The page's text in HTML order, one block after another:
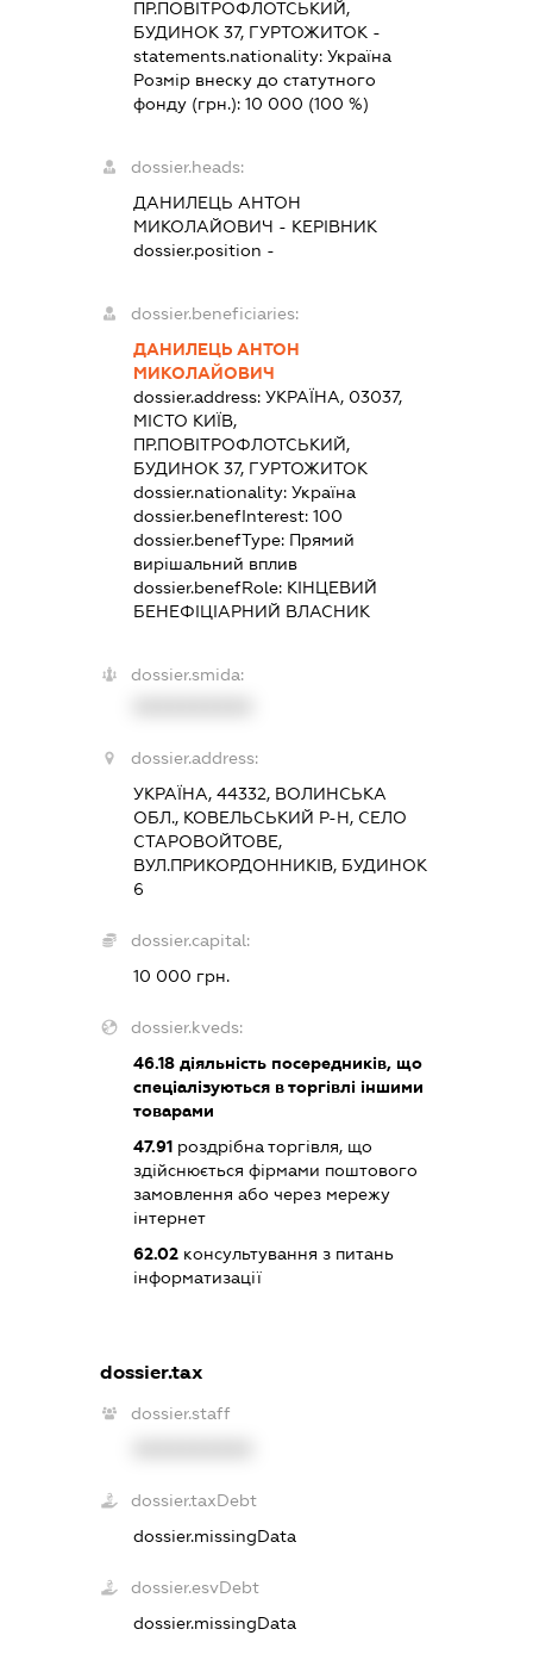
ПР.ПОВІТРОФЛОТСЬКИЙ,
БУДИНОК 37, ГУРТОЖИТОК -
statements.nationality: Україна
Розмір внеску до статутного
фонду (грн.): 10 000 (100 %)
dossier.heads:
ДАНИЛЕЦЬ АНТОН
МИКОЛАЙОВИЧ - КЕРІВНИК
dossier.position -
dossier.beneficiaries:
ДАНИЛЕЦЬ АНТОН
МИКОЛАЙОВИЧ
dossier.address: УКРАЇНА, 03037,
МІСТО КИЇВ,
ПР.ПОВІТРОФЛОТСЬКИЙ,
БУДИНОК 37, ГУРТОЖИТОК
dossier.nationality: Україна
dossier.benefInterest: 100
dossier.benefType: Прямий
вирішальний вплив
dossier.benefRole: КІНЦЕВИЙ
БЕНЕФІЦІАРНИЙ ВЛАСНИК
dossier.smida:
dossier.address:
УКРАЇНА, 44332, ВОЛИНСЬКА
ОБЛ., КОВЕЛЬСЬКИЙ Р-Н, СЕЛО
СТАРОВОЙТОВЕ,
ВУЛ.ПРИКОРДОННИКІВ, БУДИНОК
6
dossier.capital:
10 000 грн.
dossier.kveds:
46.18діяльність посередників, що
спеціалізуються в торгівлі іншими
товарами
47.91роздрібна торгівля, що
здійснюється фірмами поштового
замовлення або через мережу
інтернет
62.02консультування з питань
інформатизації
dossier.tax
dossier.staff
dossier.taxDebt
dossier.missingData
dossier.esvDebt
dossier.missingData